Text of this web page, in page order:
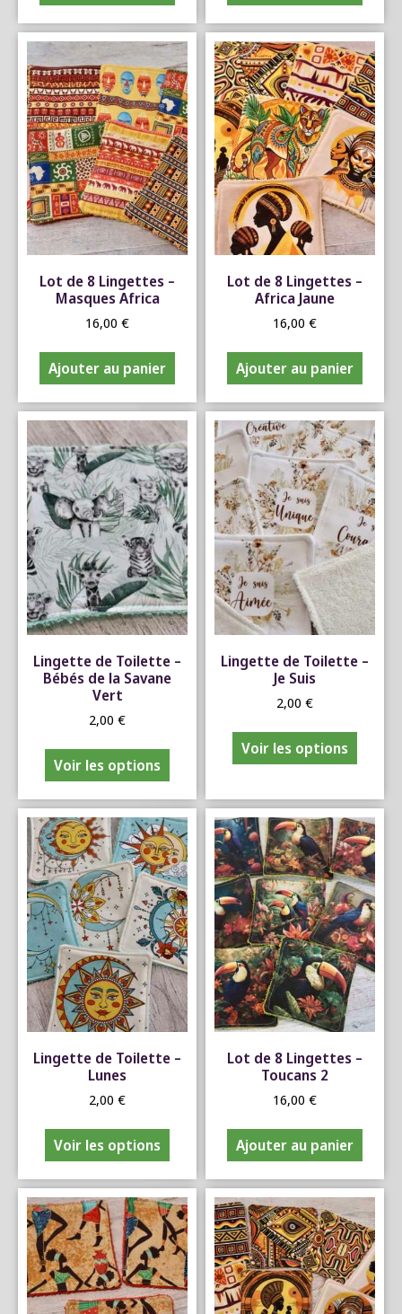
Lot de 8 Lingettes –
Masques Africa
16,00 €
Ajouter au panier
Lot de 8 Lingettes –
Africa Jaune
16,00 €
Ajouter au panier
Lingette de Toilette –
Bébés de la Savane
Vert
2,00 €
Voir les options
Lingette de Toilette –
Je Suis
2,00 €
Voir les options
Lingette de Toilette –
Lunes
2,00 €
Voir les options
Lot de 8 Lingettes –
Toucans 2
16,00 €
Ajouter au panier